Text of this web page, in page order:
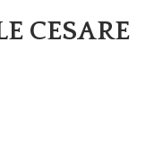
CESARE